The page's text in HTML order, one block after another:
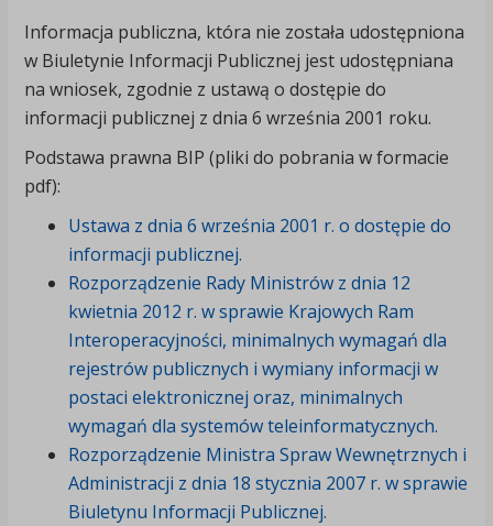
Informacja publiczna, która nie została udostępniona
w Biuletynie Informacji Publicznej jest udostępniana
na wniosek, zgodnie z ustawą o dostępie do
informacji publicznej z dnia 6 września 2001 roku.
Podstawa prawna BIP (pliki do pobrania w formacie
pdf):
Ustawa z dnia 6 września 2001 r. o dostępie do
informacji publicznej.
Rozporządzenie Rady Ministrów z dnia 12
kwietnia 2012 r. w sprawie Krajowych Ram
Interoperacyjności, minimalnych wymagań dla
rejestrów publicznych i wymiany informacji w
postaci elektronicznej oraz, minimalnych
wymagań dla systemów teleinformatycznych.
Rozporządzenie Ministra Spraw Wewnętrznych i
Administracji z dnia 18 stycznia 2007 r. w sprawie
Biuletynu Informacji Publicznej.